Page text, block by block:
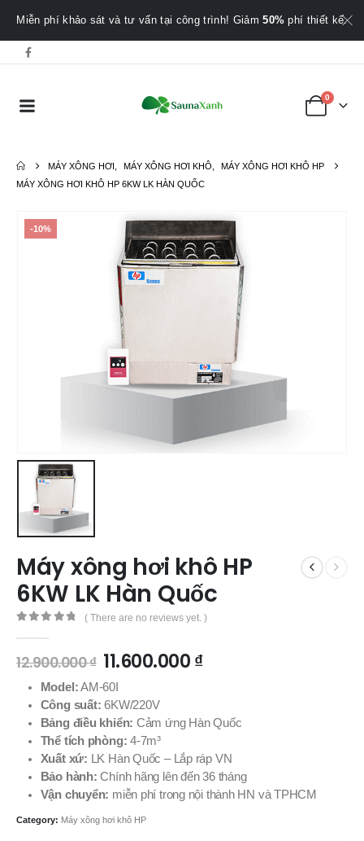
Miễn phí khảo sát và tư vấn tại công trình! Giảm50% phí thiết kế.
0
MÁY XÔNG HƠI MÁY XÔNG HƠI KHÔ
MÁY XÔNG HƠI KHÔ HP
MÁY XÔNG HƠI KHÔ HP 6KW LK HÀN QUỐC
-10%
Máy xông hơi khô HP
6KW LK Hàn Quốc
( There are no reviews yet. )
12.900.000₫ 11.600.000₫
Model:AM-60I
Công suất: 6KW/220V
Bảng điều khiển: Cảm ứng Hàn Quốc
Thể tích phòng: 4-7m³
Xuất xứ:
LK Hàn Quốc – Lắp ráp VN
Bảo hành: Chính hãng lên đến 36 tháng
Vận chuyển: miễn phí trong nội thành HN và TPHCM
Category: Máy xông hơi khô HP